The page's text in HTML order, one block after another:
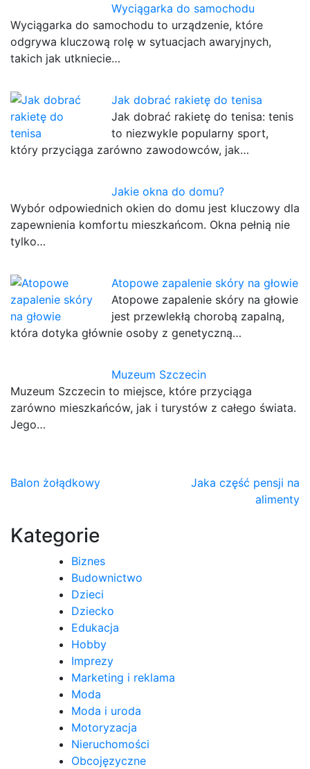
Wyciągarka do samochodu
Wyciągarka do samochodu to urządzenie, które
odgrywa kluczową rolę w sytuacjach awaryjnych,
takich jak utkniecie…
Jak dobrać rakietę do tenisa
Jak dobrać rakietę do tenisa: tenis
to niezwykle popularny sport,
który przyciąga zarówno zawodowców, jak…
Jakie okna do domu?
Wybór odpowiednich okien do domu jest kluczowy dla
zapewnienia komfortu mieszkańcom. Okna pełnią nie
tylko…
Atopowe zapalenie skóry na głowie
Atopowe zapalenie skóry na głowie
jest przewlekłą chorobą zapalną,
która dotyka głównie osoby z genetyczną…
Muzeum Szczecin
Muzeum Szczecin to miejsce, które przyciąga
zarówno mieszkańców, jak i turystów z całego świata.
Jego…
Nawigacja
Balon żołądkowy
Jaka część pensji na
alimenty
Kategorie
Biznes
Budownictwo
Dzieci
Dziecko
Edukacja
Hobby
Imprezy
Marketing i reklama
Moda
Moda i uroda
Motoryzacja
Nieruchomości
Obcojęzyczne